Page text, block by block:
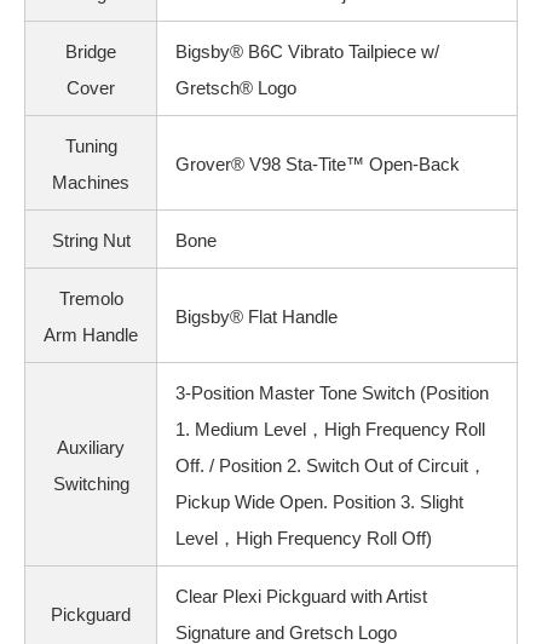
Bridge
Cover
Bigsby® B6C Vibrato Tailpiece w/
Gretsch® Logo
Tuning
Machines
Grover® V98 Sta-Tite™ Open-Back
String Nut Bone
Tremolo
Arm Handle
Bigsby® Flat Handle
Auxiliary
Switching
3-Position Master Tone Switch (Position
1. Medium Level，High Frequency Roll
Off. / Position 2. Switch Out of Circuit，
Pickup Wide Open. Position 3. Slight
Level，High Frequency Roll Off)
Pickguard
Clear Plexi Pickguard with Artist
Signature and Gretsch Logo